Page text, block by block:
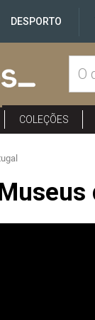
DESPORTO
COLEÇÕES